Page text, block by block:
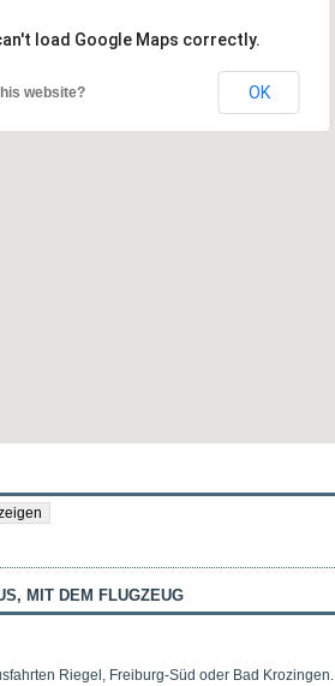
load Google Maps correctly.
website? OK
MIT DEM FLUGZEUG
Riegel, Freiburg-Süd oder Bad Krozingen.